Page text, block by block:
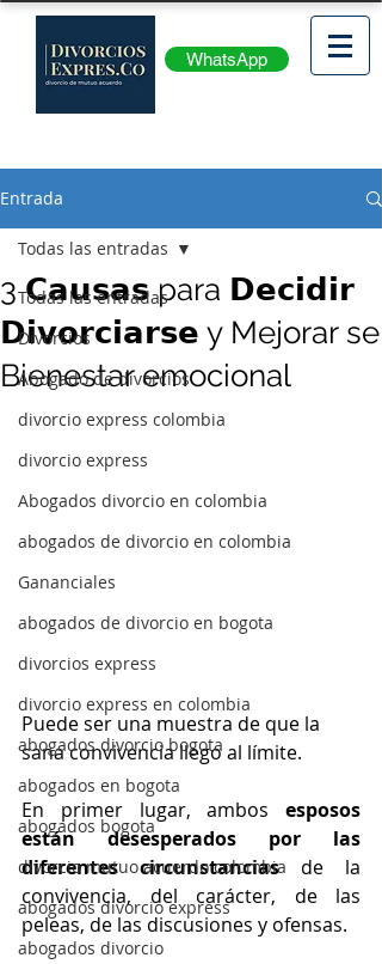
WhatsApp
Entrada
Todas las entradas
Divorcios
Abogado de divorcios
divorcio express colombia
divorcio express
Abogados divorcio en colombia
abogados de divorcio en colombia
Gananciales
abogados de divorcio en bogota
divorcios express
divorcio express en colombia
abogados divorcio bogota
abogados en bogota
abogados bogota
divorcio mutuo acuerdo colombia
abogados divorcio express
abogados divorcio
Todas las entradas
3 𝗖𝗮𝘂𝘀𝗮𝘀 para 𝗗𝗲𝗰𝗶𝗱𝗶𝗿
𝗗𝗶𝘃𝗼𝗿𝗰𝗶𝗮𝗿𝘀𝗲 y Mejorar se
Bienestar emocional
Puede ser una muestra de que la
sana convivencia llego al límite.
En primer lugar, ambos esposos
están desesperados por las
diferentes circunstancias de la
convivencia, del carácter, de las
peleas, de las discusiones y ofensas.